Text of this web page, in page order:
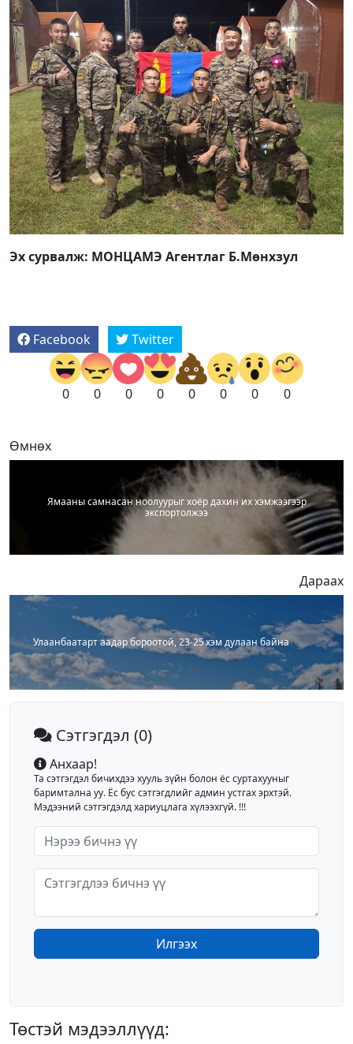
Эх сурвалж: МОНЦАМЭ Агентлаг Б.Мөнхзул
Facebook Twitter
0 0 0 0 0 0 0 0
Өмнөх
Ямааны самнасан ноолуурыг хоёр дахин их хэмжээгээр
экспортолжээ
Дараах
Улаанбаатарт аадар бороотой, 23-25 хэм дулаан байна
Сэтгэгдэл (0)
Анхаар!
Та сэтгэгдэл бичихдээ хууль зүйн болон ёс суртахууныг
баримтална уу. Ёс бус сэтгэгдлийг админ устгах эрхтэй.
Мэдээний сэтгэгдэлд хариуцлага хүлээхгүй. !!!
Илгээх
Төстэй мэдээллүүд: